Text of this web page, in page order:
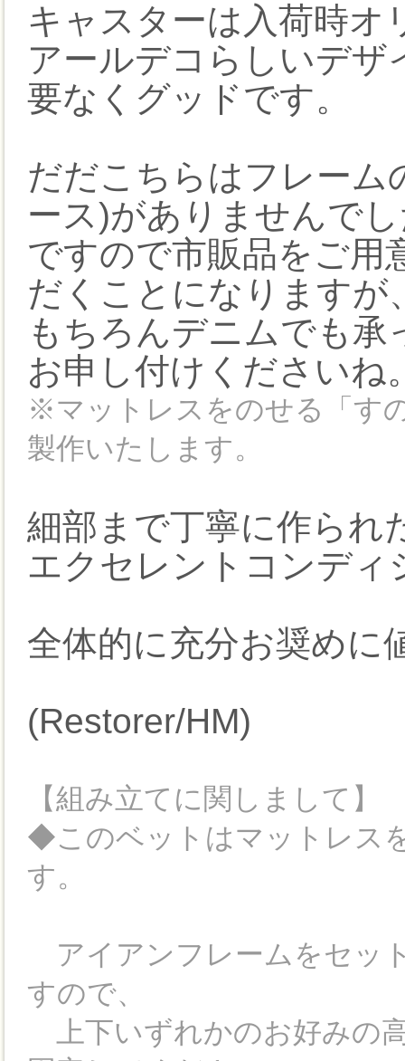
キャスターは入荷時オ
アールデコらしいデザ
要なくグッドです。
だだこちらはフレーム
ース)がありませんで
ですので市販品をご用
だくことになりますが
もちろんデニムでも
お申し付けくださいね
※マットレスをのせる「す
製作いたします。
細部まで丁寧に作られ
エクセレントコンディ
全体的に充分お奨めに
(Restorer/HM)
【組み立てに関しまして】
◆このベットはマットレス
す。
アイアンフレームをセッ
すので、
上下いずれかのお好みの